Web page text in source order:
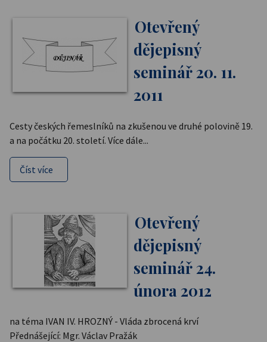
Otevřený
dějepisný
seminář 20. 11.
2011
Cesty českých řemeslníků na zkušenou ve druhé polovině 19.
a na počátku 20. století. Více dále...
Číst více
Otevřený
dějepisný
seminář 24.
února 2012
na téma IVAN IV. HROZNÝ - Vláda zbrocená krví
Přednášející: Mgr. Václav Pražák